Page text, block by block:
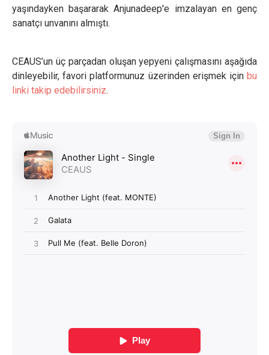
yaşındayken başararak Anjunadeep'e imzalayan en genç
sanatçı unvanını almıştı.
CEAUS’un üç parçadan oluşan yepyeni çalışmasını aşağıda
dinleyebilir, favori platformunuz üzerinden erişmek için bu
linki takip edebilirsiniz.